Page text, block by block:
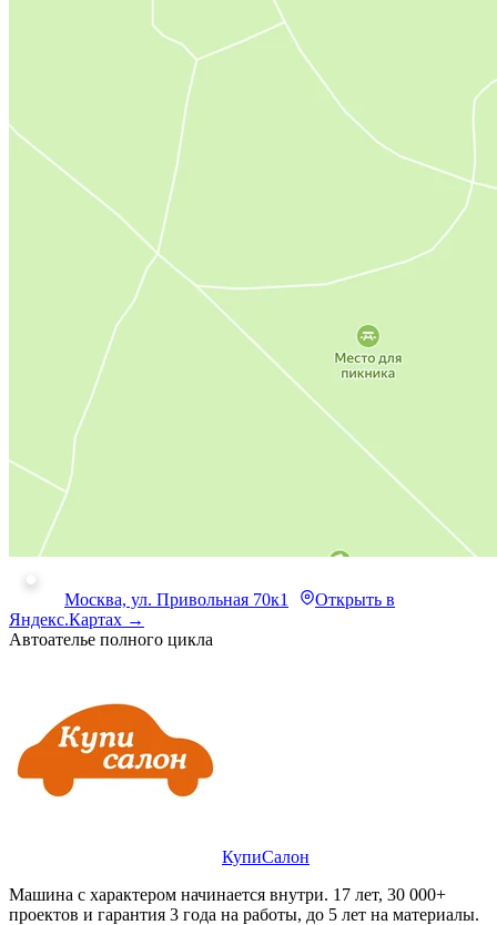
Москва, ул. Привольная 70к1
Открыть в
Яндекс.Картах →
Автоателье полного цикла
КупиСалон
Машина с характером начинается внутри. 17 лет, 30 000+
проектов и гарантия 3 года на работы, до 5 лет на материалы.